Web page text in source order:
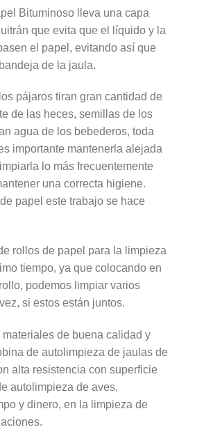
Bituminoso lleva una capa
que evita que el líquido y la
el papel, evitando así que
de la jaula.
pájaros tiran gran cantidad de
de las heces, semillas de los
agua de los bebederos, toda
importante mantenerla alejada
lo más frecuentemente
una correcta higiene.
papel este trabajo se hace
rollos de papel para la limpieza
tiempo, ya que colocando en
podemos limpiar varios
si estos están juntos.
materiales de buena calidad y
de autolimpieza de jaulas de
alta resistencia con superficie
autolimpieza de aves,
y dinero, en la limpieza de